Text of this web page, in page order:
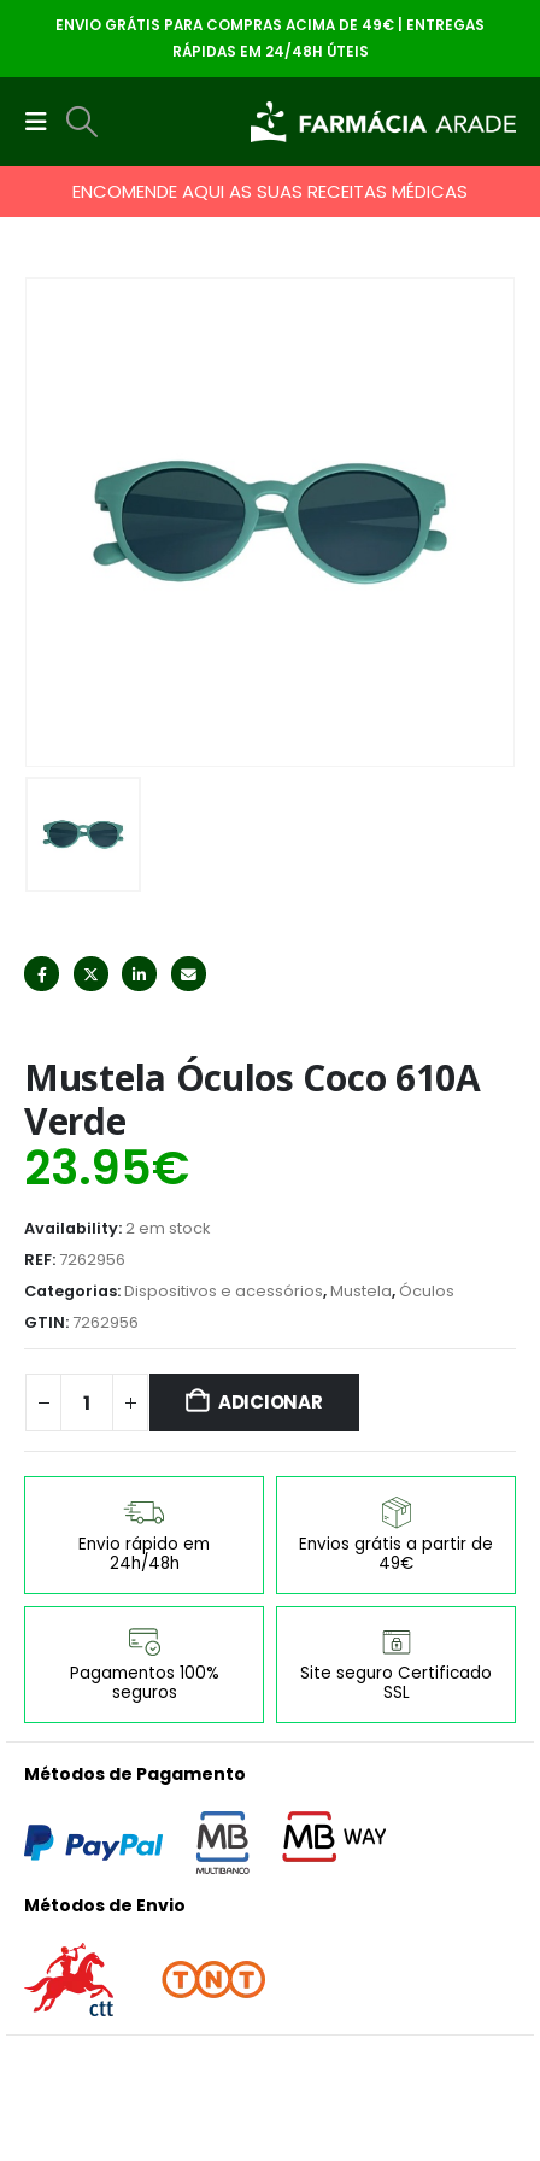
ENVIO GRÁTIS PARA COMPRAS ACIMA DE 49€ | ENTREGAS
RÁPIDAS EM 24/48H ÚTEIS
ENCOMENDE AQUI AS SUAS RECEITAS MÉDICAS
Mustela Óculos Coco 610A
Verde
23.95€
Availability:2 em stock
REF: 7262956
Categorias:Dispositivos e acessórios,Mustela, Óculos
GTIN: 7262956
ADICIONAR
Envio rápido em
24h/48h
Envios grátis a partir de
49€
Pagamentos 100%
seguros
Site seguro Certificado
SSL
Métodos de Pagamento
Métodos de Envio